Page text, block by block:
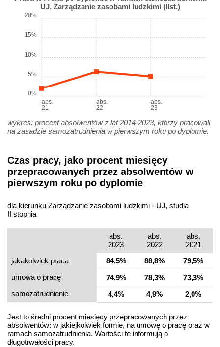
UJ, Zarządzanie zasobami ludzkimi (IIst.)
abs.
21
abs.
22
abs.
23
0%
5%
10%
15%
20%
wykres: procent absolwentów z lat 2014-2023, którzy pracowali
na zasadzie samozatrudnienia w pierwszym roku po dyplomie.
Czas pracy, jako procent miesięcy
przepracowanych przez absolwentów w
pierwszym roku po dyplomie
dla kierunku Zarządzanie zasobami ludzkimi - UJ, studia
II stopnia
abs.
2023
abs.
2022
abs.
2021
jakakolwiek praca
84,5% 88,8%
79,5%
umowa o pracę
74,9% 78,3%
73,3%
samo­zatrudnienie
4,4% 4,9% 2,0%
Jest to średni procent miesięcy przepracowanych przez
absolwentów: w jakiejkolwiek formie, na umowę o pracę oraz w
ramach samozatrudnienia. Wartości te informują o
długotrwałości pracy.